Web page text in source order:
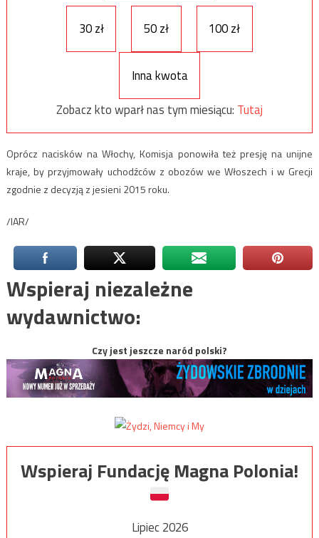
30 zł 50 zł 100 zł
Inna kwota
Zobacz kto wparł nas tym miesiącu: Tutaj
Oprócz nacisków na Włochy, Komisja ponowiła też presję na unijne
kraje, by przyjmowały uchodźców z obozów we Włoszech i w Grecji
zgodnie z decyzją z jesieni 2015 roku.
/IAR/
Wspieraj niezależne
wydawnictwo:
Czy jest jeszcze naród polski?
Wspieraj Fundację Magna Polonia!
Lipiec 2026